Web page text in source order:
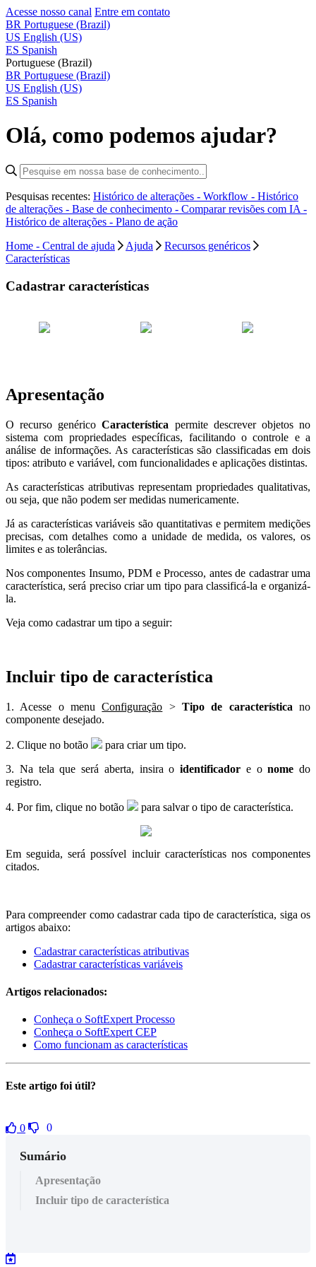
Acesse nosso canal Entre em contato
BR Portuguese (Brazil)
US English (US)
ES Spanish
Portuguese (Brazil)
BR Portuguese (Brazil)
US English (US)
ES Spanish
Olá, como podemos ajudar?
Pesquisas recentes: Histórico de alterações - Workflow - Histórico
de alterações - Base de conhecimento - Comparar revisões com IA -
Histórico de alterações - Plano de ação
Home - Central de ajuda
Ajuda
Recursos genéricos
Características
Cadastrar características
Apresentação
O recurso genéricoCaracterística permite descrever objetos no
sistema com propriedades específicas, facilitando o controle e a
análise de informações. As características são classificadas em dois
tipos: atributo e variável, com funcionalidades e aplicações distintas.
As características atributivas representam propriedades qualitativas,
ou seja, que não podem ser medidas numericamente.
Já as características variáveis são quantitativas e permitem medições
precisas, com detalhes como a unidade de medida, os valores, os
limites e as tolerâncias.
Nos componentes Insumo, PDM e Processo, antes de cadastrar uma
característica, será preciso criar um tipo para classificá-la e organizá-
la.
Veja como cadastrar um tipo a seguir:
Incluir tipo de característica
1. Acesse o menuConfiguração >Tipo de característica no
componente desejado.
2. Clique no botão
para criar um tipo.
3. Na tela que será aberta, insira o identificador e onome do
registro.
4. Por fim, clique no botão para salvar o tipo de característica.
Em seguida, será possível incluir características nos componentes
citados.
Para compreender como cadastrar cada tipo de característica, siga os
artigos abaixo:
Cadastrar características atributivas
Cadastrar características variáveis
Artigos relacionados:
Conheça o SoftExpert Processo
Conheça o SoftExpert CEP
Como funcionam as características
Este artigo foi útil?
0 0
Sumário
Apresentação
Incluir tipo de característica